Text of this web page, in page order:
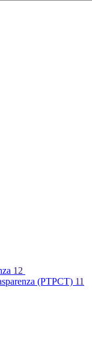
12
(PTPCT) 11